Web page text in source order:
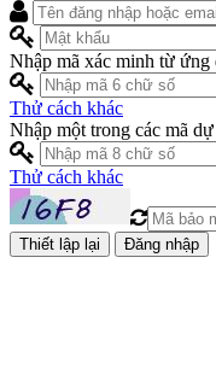
Nhập mã xác minh từ
Thử cách khác
Nhập một trong các mã
Thử cách khác
Đăng nhập